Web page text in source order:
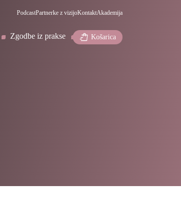
PodcastPartnerke z vizijoKontaktAkademija
Zgodbe iz prakse shopping_bag_speed Košarica